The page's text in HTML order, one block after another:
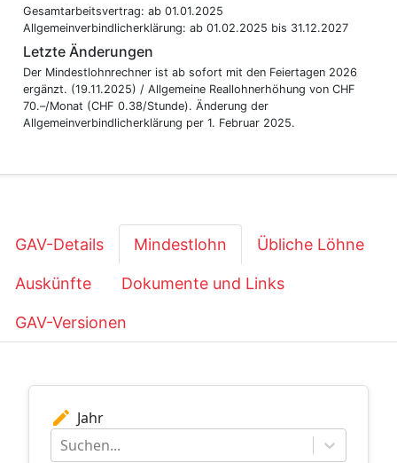
Gesamtarbeitsvertrag: ab 01.01.2025
Allgemeinverbindlicherklärung: ab 01.02.2025 bis 31.12.2027
Letzte Änderungen
Der Mindestlohnrechner ist ab sofort mit den Feiertagen 2026
ergänzt. (19.11.2025) / Allgemeine Reallohnerhöhung von CHF
70.–/Monat (CHF 0.38/Stunde). Änderung der
Allgemeinverbindlicherklärung per 1. Februar 2025.
GAV-Details Mindestlohn Übliche Löhne
Auskünfte Dokumente und Links
GAV-Versionen
edit Jahr
Suchen...